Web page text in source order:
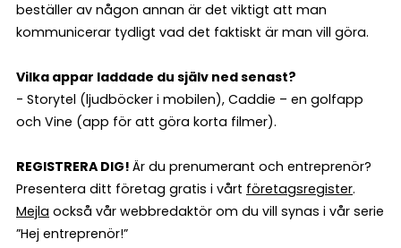
beställer av någon annan är det viktigt att man
kommunicerar tydligt vad det faktiskt är man vill göra.
Vilka appar laddade du själv ned senast?
- Storytel (ljudböcker i mobilen), Caddie – en golfapp
och Vine (app för att göra korta filmer).
REGISTRERA DIG! Är du prenumerant och entreprenör?
Presentera ditt företag gratis i vårt företagsregister.
Mejla också vår webbredaktör om du vill synas i vår serie
”Hej entreprenör!”